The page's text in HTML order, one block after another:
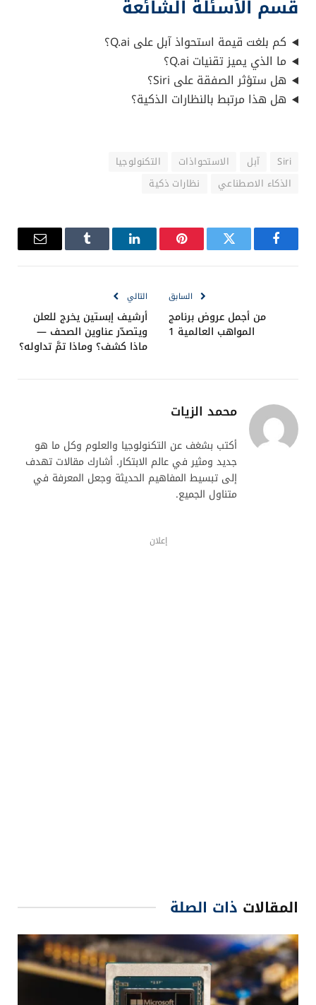
قسم الأسئلة الشائعة
كم بلغت قيمة استحواذ آبل على Q.ai؟
ما الذي يميز تقنيات Q.ai؟
هل ستؤثر الصفقة على Siri؟
هل هذا مرتبط بالنظارات الذكية؟
Siri آبل الاستحواذات
التكنولوجيا
الذكاء الاصطناعي
نظارات ذكية
فيسبوك تويتر بينتيريستلينكدإن Tumblr
البريد
السابق
من أجمل عروض برنامج
المواهب العالمية 1
التالي
أرشيف إبستين يخرج للعلن
ويتصدّر عناوين الصحف —
ماذا كشف؟ وماذا تمَّ تداوله؟
محمد الزيات
أكتب بشغف عن التكنولوجيا والعلوم وكل ما هو
جديد ومثير في عالم الابتكار. أشارك مقالات تهدف
إلى تبسيط المفاهيم الحديثة وجعل المعرفة في
متناول الجميع.
إعلان
المقالات ذات الصلة